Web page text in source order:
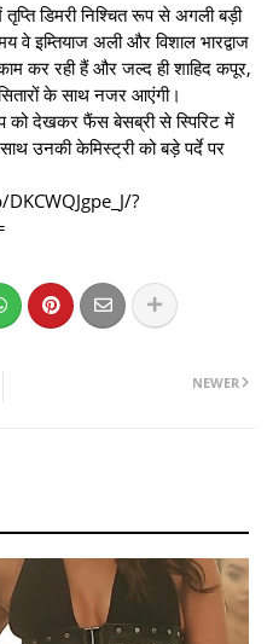
डिमरी निश्चित रूप से अगली बड़ी
इम्तियाज अली और विशाल भारद्वाज
कर रही हैं और जल्द ही शाहिद कपूर,
के साथ नजर आएंगी।
को देखकर फैंस बेसब्री से स्पिरिट में
उनकी केमिस्ट्री को बड़े पर्दे पर
?
NEWER